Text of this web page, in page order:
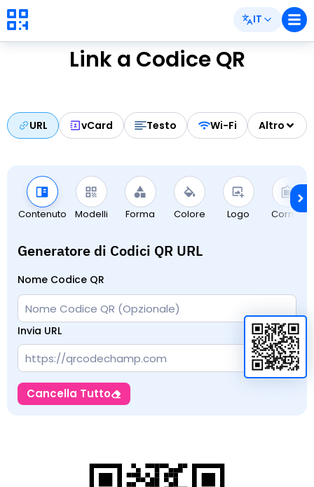
IT
Link a Codice QR
URL vCard Testo Wi-Fi Altro
Contenuto Modelli Forma Colore Logo Cornici
Generatore di Codici QR URL
Nome Codice QR
Invia URL
Cancella Tutto